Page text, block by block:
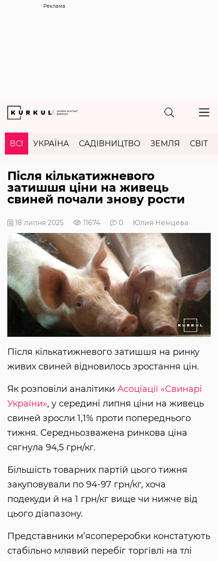
Реклама
ВСІ УКРАЇНА САДІВНИЦТВО ЗЕМЛЯ СВІТ
Після кількатижневого
затишшя ціни на живець
свиней почали знову рости
18 липня 2025 11674 0 Юлия Немцева
Після кількатижневого затишшя на ринку
живих свиней відновилось зростання цін.
Як розповіли аналітики Асоціації «Свинарі
України», у середині липня ціни на живець
свиней зросли 1,1% проти попереднього
тижня. Середньозважена ринкова ціна
сягнула 94,5 грн/кг.
Більшість товарних партій цього тижня
закуповували по 94-97 грн/кг, хоча
подекуди й на 1 грн/кг вище чи нижче від
цього діапазону.
Представники м’ясопереробки констатують
стабільно млявий перебіг торгівлі на тлі